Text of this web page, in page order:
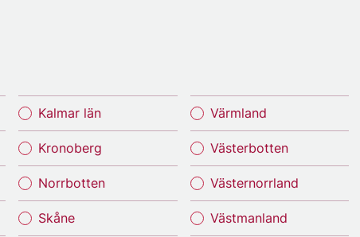
Kalmar län
Kronoberg
Norrbotten
Skåne
Värmland
Västerbotten
Västernorrland
Västmanland